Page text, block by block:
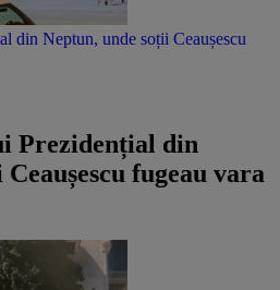
din Neptun, unde soții Ceaușescu
Prezidențial din
fugeau vara